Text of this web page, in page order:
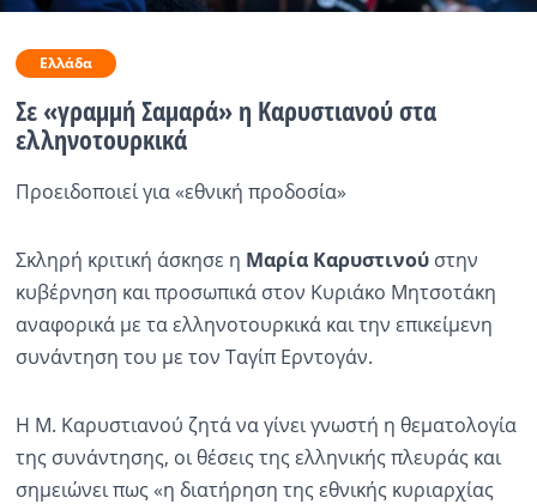
Κόσμος
Εκπομπές
Πολιτισμός
Ελλάδα
Σε «γραμμή Σαμαρά» η Καρυστιανού στα
ελληνοτουρκικά
Προειδοποιεί για «εθνική προδοσία»
Σκληρή κριτική άσκησε η Μαρία Καρυστινούστην
κυβέρνηση και προσωπικά στον Κυριάκο Μητσοτάκη
αναφορικά με τα ελληνοτουρκικά και την επικείμενη
συνάντηση του με τον Ταγίπ Ερντογάν.
Η Μ. Καρυστιανού ζητά να γίνει γνωστή η θεματολογία
της συνάντησης, οι θέσεις της ελληνικής πλευράς και
σημειώνει πως «η διατήρηση της εθνικής κυριαρχίας